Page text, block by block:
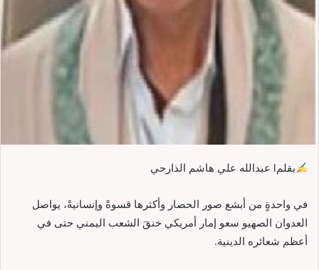
بقلمl عبدالله علي هاشم الذارحي
في واحدةٍ من أبشع صور الحصار وأكثرها قسوةً وإنسانيةً، يواصل
العدوان الصهيو سعو إمار أمريكي خنقَ الشعب اليمني حتى في
أعظم شعائره الدينية.